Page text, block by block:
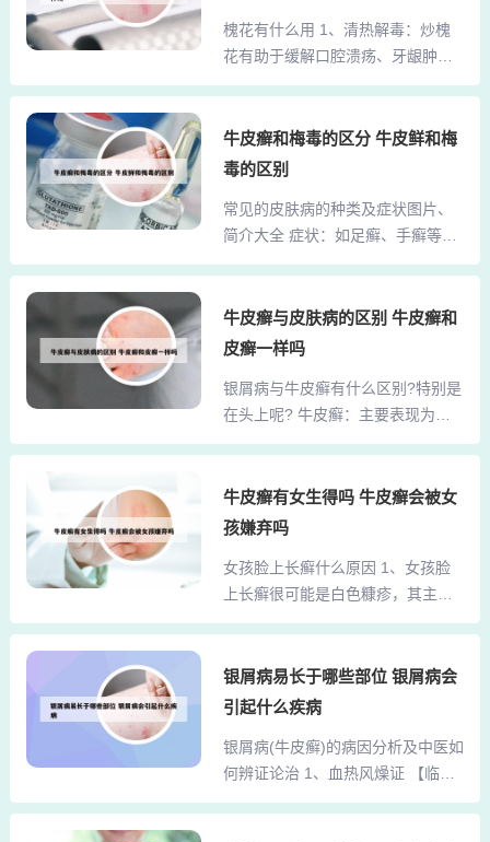
出现，瘙痒明显。后期在手足、四
肢外侧会出现肥厚如牛皮状...
典型的临床症状和必要的实验室检
查进行诊断。副银屑病：在临床上
属于排除性诊断，即需要排除梅毒
病。综上所述，副银屑病和银屑病
在发病原因、临床症状以及诊断方
称类银屑病，是一组病因不明的以
红斑丘疹炎症为主的慢性皮肤
病。...
槐花有什么用 1、清热解毒：炒槐
花有助于缓解口腔溃疡、牙龈肿痛
等由热毒引起的疾病。 润肺止咳：
等症状，有一定的缓解作用。 凉血
止血：对于鼻出血、牙龈出血等出
颜：适量食用炒槐花可以淡化色
斑、美白肌肤。2、凉血止血：槐花
干燥后可用来泡水饮用，其药用价
效止血和凉血，对于经常受伤的人
来说，槐花是必备的良药，它能迅
火：夏天来临，喝槐花茶是一个不
错的选择。3、药用价值...
牛皮癣和梅毒的区分 牛皮鲜和梅
毒的区别
常见的皮肤病的种类及症状图片、
简介大全 症状：如足癣、手癣等，
常感瘙痒、水泡甚至疼痛，抓挠容
传染他人。成因：由真菌感染引
起。图片：痱子 症状：常见于小孩
高发区，夏季出现，秋季消退。成
因：由于夏季高温、湿度大，皮肤
排汗不畅所致。湿疹：湿疹是一种
敏性表皮炎症，临床表现具有对称
性、渗出性、瘙痒性。荨麻疹：荨
时隐时现的、边缘清楚的、红色或
白色的瘙痒性风团。皮肤病种类...
牛皮癣与皮肤病的区别 牛皮癣和
皮癣一样吗
银屑病与牛皮癣有什么区别?特别是
在头上呢? 牛皮癣：主要表现为皮
肤增厚、变硬，好发于颈项等部
屑为特征，脱屑如松皮。治疗方案
与预后：由于二者病因病机、临床
亦有区别。不能简单地将二者混为
一谈，而应针对具体病情制定合适
的治疗方案。牛皮癣，即银屑病，
它的特征表现为皮肤上出现红斑，
表面覆盖着厚厚的灰白色或灰黄色
能会感到瘙痒。值得注意的是，头
部是银屑病较为常见的严重部位...
牛皮癣有女生得吗 牛皮癣会被女
孩嫌弃吗
女孩脸上长癣什么原因 1、女孩脸
上长癣很可能是白色糠疹，其主要
原因有以下几点：脾胃功能差：脾
降低，使得皮肤浅层更容易被真菌
感染，从而长出白色糠疹。营养不
身体营养不良，这也可能引发白色
糠疹。2、女孩脸上长癣的原因主要
是白色糠疹，具体原因如下：脾胃
银屑病易长于哪些部位 银屑病会
引起什么疾病
银屑病(牛皮癣)的病因分析及中医如
何辨证论治 1、血热风燥证 【临床
表现】皮损鲜红，皮疹不断出现，